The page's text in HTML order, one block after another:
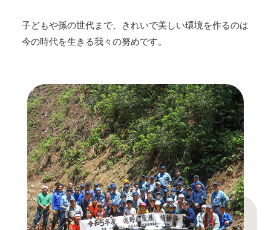
子どもや孫の世代まで、きれいで美しい環境を作るのは
今の時代を生きる我々の努めです。